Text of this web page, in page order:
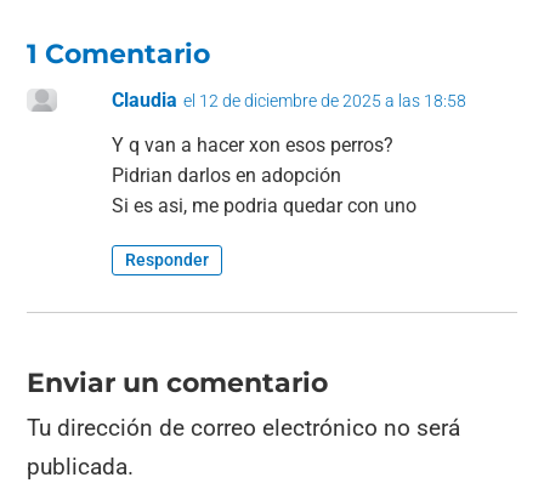
1 Comentario
Claudia el 12 de diciembre de 2025 a las 18:58
Y q van a hacer xon esos perros?
Pidrian darlos en adopción
Si es asi, me podria quedar con uno
Responder
Enviar un comentario
Tu dirección de correo electrónico no será
publicada.